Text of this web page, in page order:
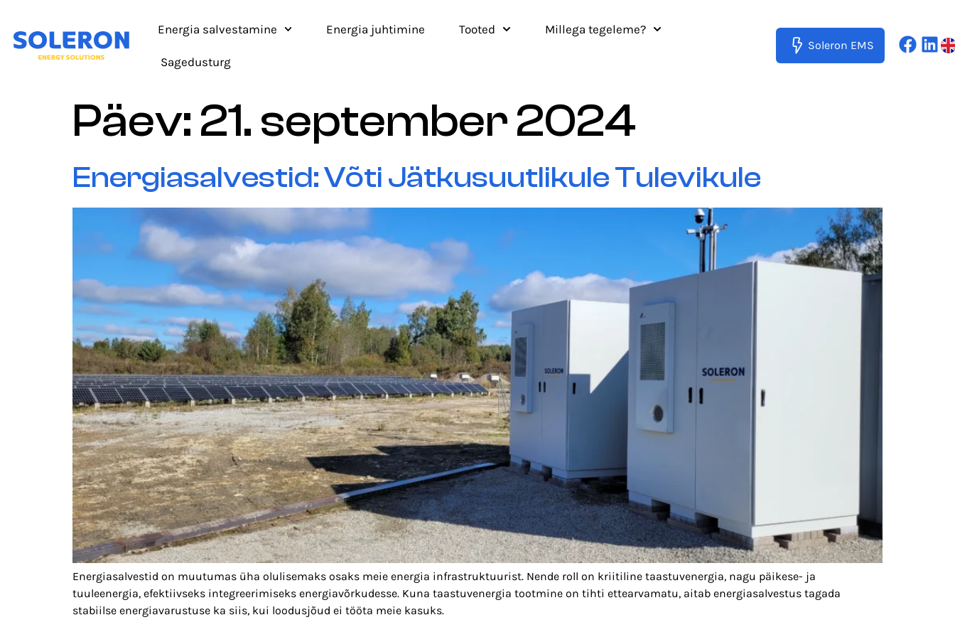
Energia salvestamine Energia juhtimine Tooted Millega tegeleme?
Sagedusturg
Soleron EMS
Päev: 21. september 2024
Energiasalvestid: Võti Jätkusuutlikule Tulevikule
Energiasalvestid on muutumas üha olulisemaks osaks meie energia infrastruktuurist. Nende roll on kriitiline taastuvenergia, nagu päikese- ja
tuuleenergia, efektiivseks integreerimiseks energiavõrkudesse. Kuna taastuvenergia tootmine on tihti ettearvamatu, aitab energiasalvestus tagada
stabiilse energiavarustuse ka siis, kui loodusjõud ei tööta meie kasuks.